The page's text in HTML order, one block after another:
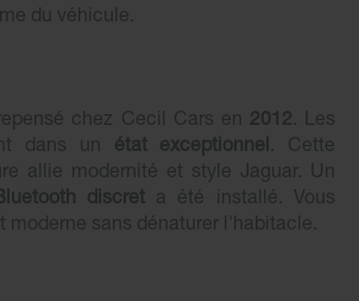
du véhicule.
chez Cecil Cars en 2012 . Les
dans un état exceptionnel
. Cette
allie modernité et style Jaguar. Un
discreta été installé. Vous
moderne sans dénaturer l'habitacle.